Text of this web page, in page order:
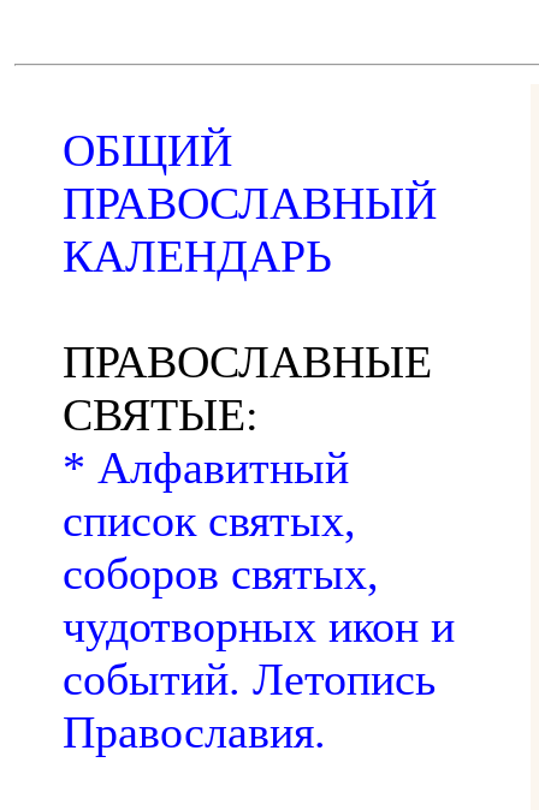
ОБЩИЙ
ПРАВОСЛАВНЫЙ
КАЛЕНДАРЬ
ПРАВОСЛАВНЫЕ
СВЯТЫЕ:
* Алфавитный
список святых,
соборов святых,
чудотворных икон и
событий. Летопись
Православия.